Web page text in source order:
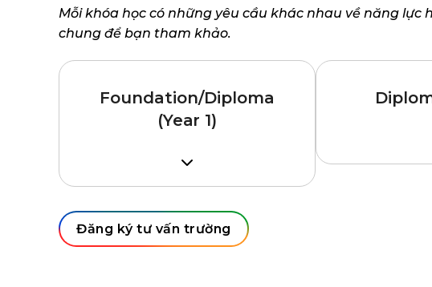
Mỗi khóa học có những yêu cầu khác nhau về năng
chung để bạn tham khảo.
Foundation/Diploma
(Year 1)
dưới 5.0) hoặc tương đương;
yêu cầu cao hơn với ngành Điều
Đăng ký tư vấn trường